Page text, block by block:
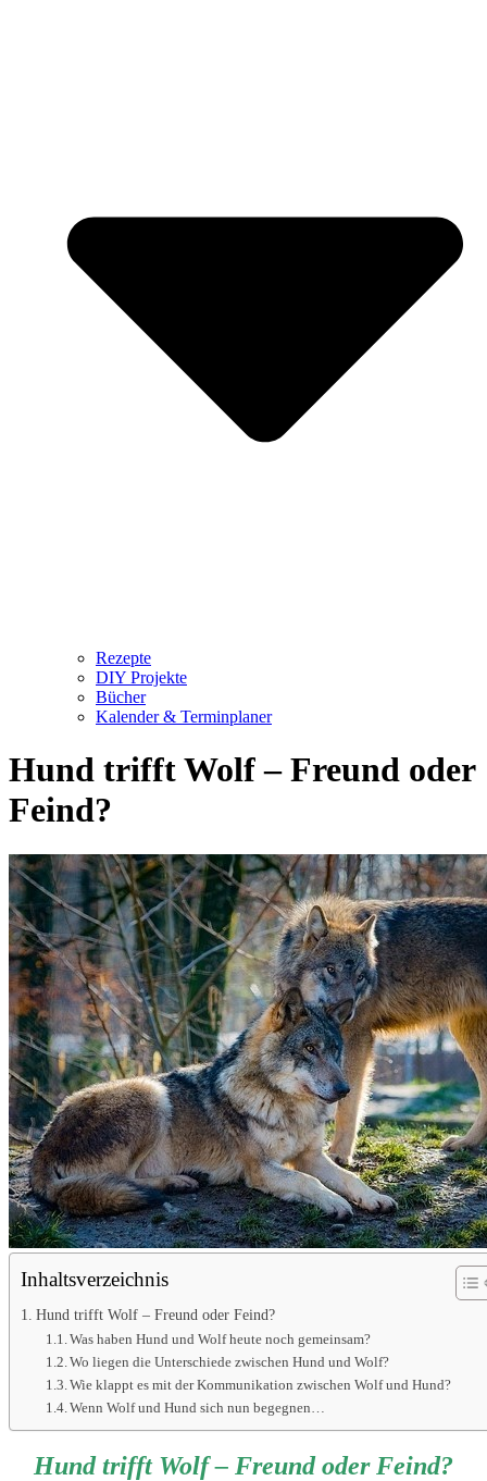
Rezepte
DIY Projekte
Bücher
Kalender & Terminplaner
Hund trifft Wolf – Freund oder
Feind?
Inhaltsverzeichnis
Hund trifft Wolf – Freund oder Feind?
Was haben Hund und Wolf heute noch gemeinsam?
Wo liegen die Unterschiede zwischen Hund und Wolf?
Wie klappt es mit der Kommunikation zwischen Wolf und Hund?
Wenn Wolf und Hund sich nun begegnen…
Hund trifft Wolf – Freund oder Feind?